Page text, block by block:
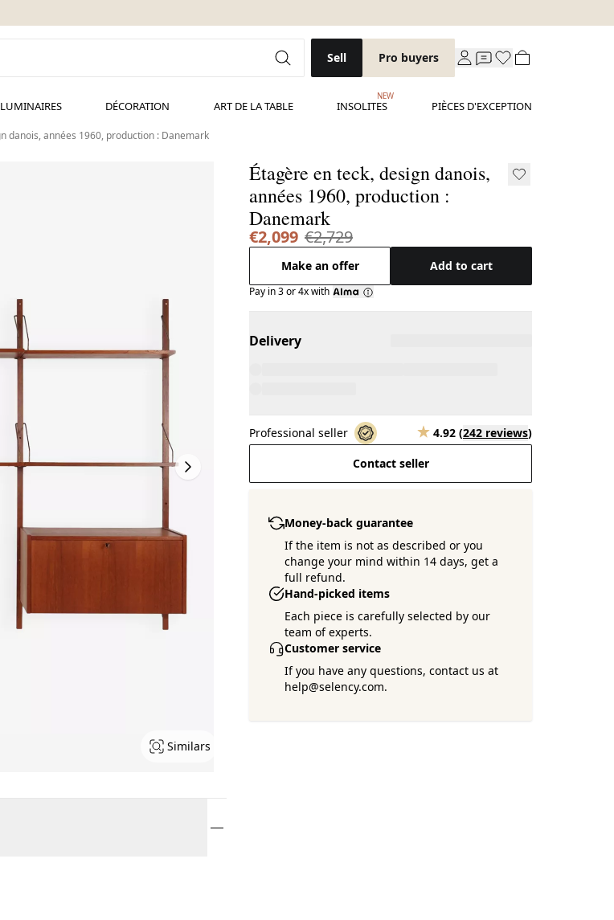
Sell Pro buyers
LUMINAIRES DÉCORATION ART DE LA TABLE INSOLITES
NEW
PIÈCES D'EXCEPTION
danois, années 1960, production : Danemark
Similars
Étagère en teck, design danois,
années 1960, production :
Danemark
€2,099 €2,729
Make an offer Add to cart
Pay in 3 or 4x with
Delivery
Professional seller 4.92 (242 reviews)
Contact seller
Money-back guarantee
If the item is not as described or you
change your mind within 14 days, get a
full refund.
Hand-picked items
Each piece is carefully selected by our
team of experts.
Customer service
If you have any questions, contact us at
help@selency.com.